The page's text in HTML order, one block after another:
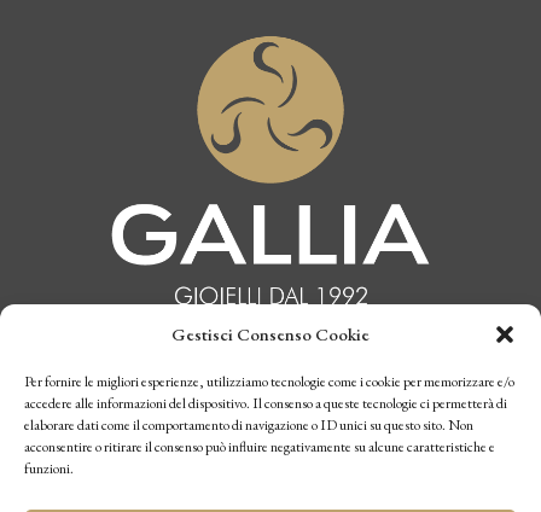
Gestisci Consenso Cookie
Per fornire le migliori esperienze, utilizziamo tecnologie come i cookie per memorizzare e/o
accedere alle informazioni del dispositivo. Il consenso a queste tecnologie ci permetterà di
elaborare dati come il comportamento di navigazione o ID unici su questo sito. Non
acconsentire o ritirare il consenso può influire negativamente su alcune caratteristiche e
funzioni.
INFORMATIVA PRIVACY
CONDIZIONI DI VENDITA